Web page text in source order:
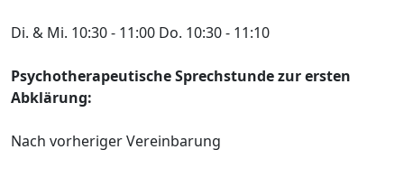
Di. & Mi. 10:30 - 11:00 Do. 10:30 - 11:10
Psychotherapeutische Sprechstunde zur ersten
Abklärung:
Nach vorheriger Vereinbarung